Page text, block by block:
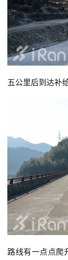
比
赛
察
视
频
用
精
五公里后到达补
路线有一点点爬